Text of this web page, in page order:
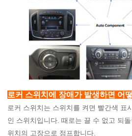
로커 스위치에 장애가 발생하면 어
로커 스위치는 스위치를 켜면 빨간색 표
인 스위치입니다. 때로는 끌 수 없고 되
위치의 고장으로 점프합니다.